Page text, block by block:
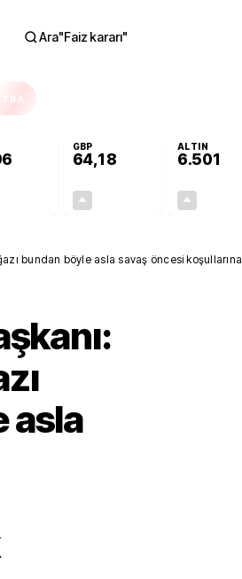
Ara"Faiz kararı"
GBP
64,18
ALTIN
6.501
bundan böyle asla savaş öncesi koşullarına
asla